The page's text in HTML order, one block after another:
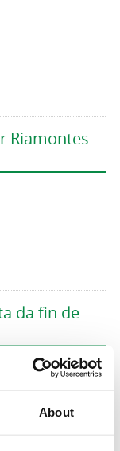
About
Riamontes
da fin de